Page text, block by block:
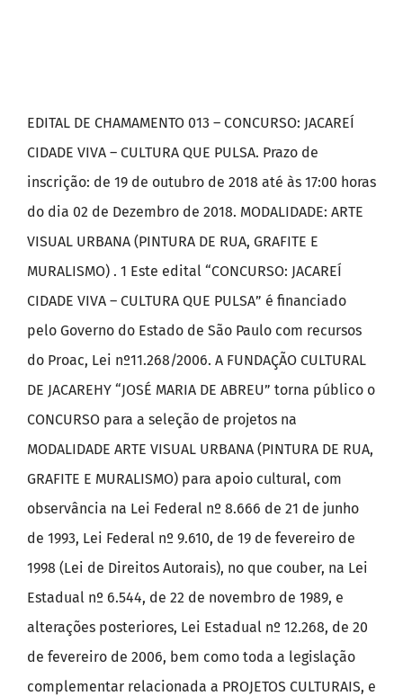
EDITAL DE CHAMAMENTO 013 – CONCURSO: JACAREÍ
CIDADE VIVA – CULTURA QUE PULSA. Prazo de
inscrição: de 19 de outubro de 2018 até às 17:00 horas
do dia 02 de Dezembro de 2018. MODALIDADE: ARTE
VISUAL URBANA (PINTURA DE RUA, GRAFITE E
MURALISMO) . 1 Este edital “CONCURSO: JACAREÍ
CIDADE VIVA – CULTURA QUE PULSA” é financiado
pelo Governo do Estado de São Paulo com recursos
do Proac, Lei nº11.268/2006. A FUNDAÇÃO CULTURAL
DE JACAREHY “JOSÉ MARIA DE ABREU” torna público o
CONCURSO para a seleção de projetos na
MODALIDADE ARTE VISUAL URBANA (PINTURA DE RUA,
GRAFITE E MURALISMO) para apoio cultural, com
observância na Lei Federal nº 8.666 de 21 de junho
de 1993, Lei Federal nº 9.610, de 19 de fevereiro de
1998 (Lei de Direitos Autorais), no que couber, na Lei
Estadual nº 6.544, de 22 de novembro de 1989, e
alterações posteriores, Lei Estadual nº 12.268, de 20
de fevereiro de 2006, bem como toda a legislação
complementar relacionada a PROJETOS CULTURAIS, e